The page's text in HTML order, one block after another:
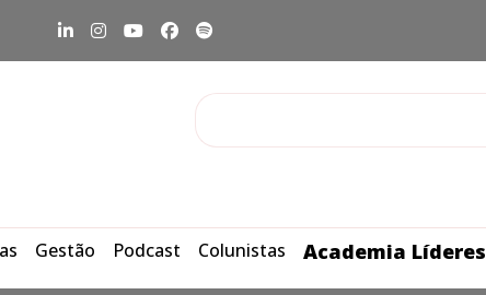
Gestão Podcast Colunistas Academia Líderes